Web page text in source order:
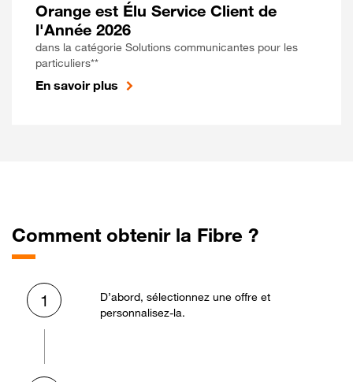
Orange est Élu Service Client de
l'Année 2026
dans la catégorie Solutions communicantes pour les
particuliers**
En savoir plus
Comment obtenir la Fibre ?
1
D’abord, sélectionnez une offre et
personnalisez-la.